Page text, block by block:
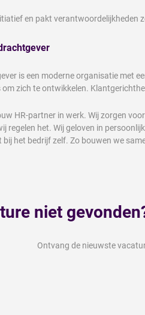
en pakt verantwoordelijkheden
is een moderne organisatie met
om zich te ontwikkelen.
HR-partner in werk. Wij zorgen
regelen het. Wij geloven in
bij het bedrijf zelf. Zo bouwen we
niet
Ontvang de nieuwste